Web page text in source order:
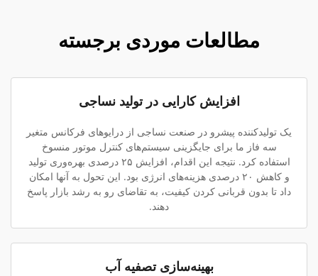
مطالعات موردی برجسته
افزایش کارایی در تولید نساجی
یک تولیدکننده پیشرو در صنعت نساجی از درایوهای فرکانس متغیر
سه فاز ما برای جایگزینی سیستم‌های کنترل موتور منسوخ
استفاده کرد. نتیجه این اقدام، افزایش ۲۵ درصدی بهره‌وری تولید
و کاهش ۲۰ درصدی هزینه‌های انرژی بود. این تحول به آنها امکان
داد تا بدون قربانی کردن کیفیت، به تقاضای رو به رشد بازار پاسخ
دهند.
بهینه‌سازی تصفیه آب